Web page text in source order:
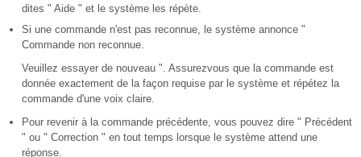
dites " Aide " et le système les répète.
Si une commande n'est pas reconnue, le système annonce "
Commande non reconnue.
Veuillez essayer de nouveau ". Assurezvous que la commande est
donnée exactement de la façon requise par le système et répétez la
commande d'une voix claire.
Pour revenir à la commande précédente, vous pouvez dire " Précédent
" ou " Correction " en tout temps lorsque le système attend une
réponse.